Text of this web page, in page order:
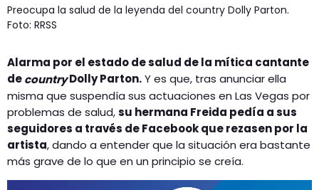
Preocupa la salud de la leyenda del country Dolly Parton.
Foto: RRSS
Alarma por el estado de salud de la mítica cantante
decountryDolly Parton.Y es que, tras anunciar ella
misma que suspendía sus actuaciones en Las Vegas por
problemas de salud,su hermana Freida pedía a sus
seguidores a través de Facebook que rezasen por la
artista, dando a entender que la situación era bastante
más grave de lo que en un principio se creía.